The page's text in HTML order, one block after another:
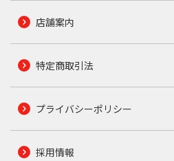
店舗案内
特定商取引法
プライバシーポリシー
採用情報